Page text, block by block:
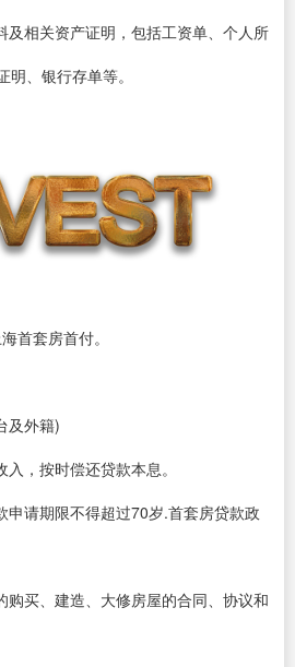
及相关资产证明，包括工资单、个人所
、银行存单等。
首套房首付。
及外籍)
，按时偿还贷款本息。
申请期限不得超过70岁.首套房贷款政
购买、建造、大修房屋的合同、协议和